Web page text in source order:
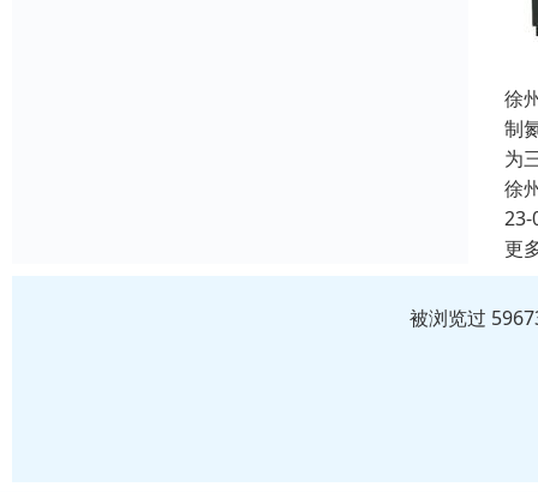
徐
制
为
徐
23-
更
被浏览过